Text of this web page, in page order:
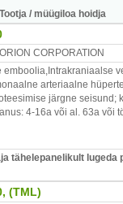
Tootja / müügiloa hoidja
ORION CORPORATION
emboolia,Intrakraniaalse
arteriaalne
järgne seisund;
4-16a või al. 63a või
tähelepanelikult
(TML)